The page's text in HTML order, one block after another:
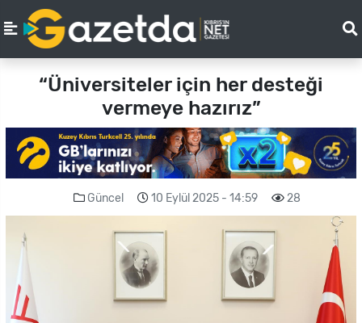
“Üniversiteler için her desteği
vermeye hazırız”
Güncel 10 Eylül 2025 - 14:59 28